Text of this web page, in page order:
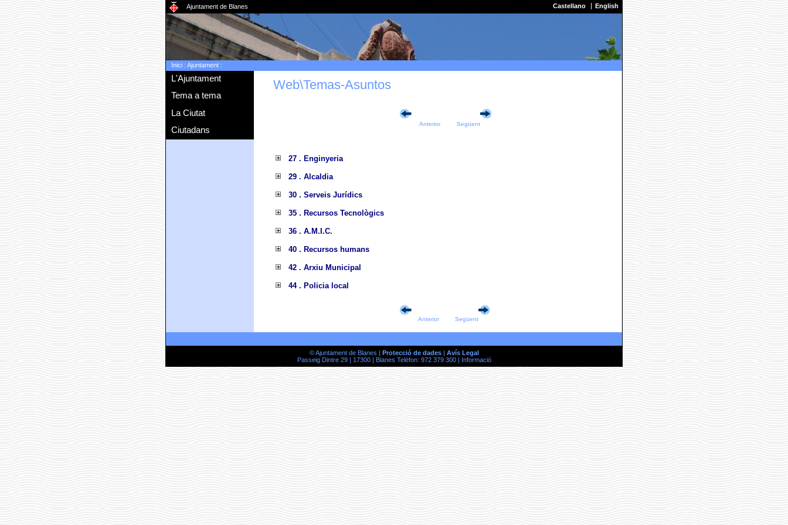
Ajuntament de Blanes Castellano English
Inici: Ajuntament:
L'Ajuntament
Tema a tema
La Ciutat
Ciutadans
Web\Temas-Asuntos
Anterior Següent
27 . Enginyeria
29 . Alcaldia
30 . Serveis Jurídics
35 . Recursos Tecnològics
36 . A.M.I.C.
40 . Recursos humans
42 . Arxiu Municipal
44 . Policia local
Anterior Següent
© Ajuntament de Blanes | Protecció de dades| Avís Legal
Passeig Dintre 29 | 17300 | Blanes Telèfon: 972 379 300 | Informació